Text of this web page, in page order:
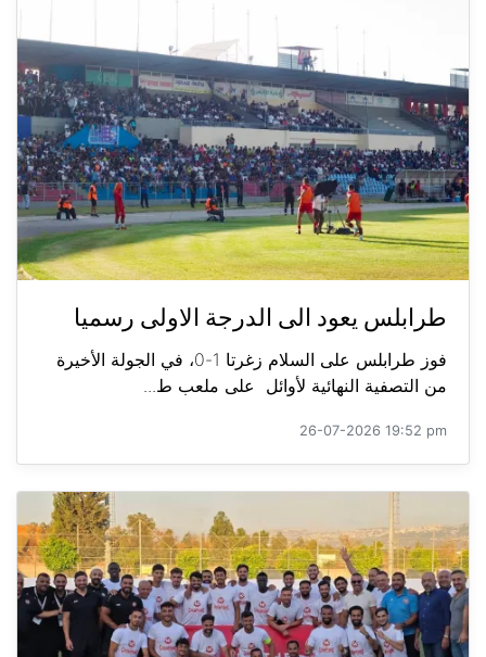
طرابلس يعود الى الدرجة الاولى رسميا
فوز طرابلس على السلام زغرتا 1-0، في الجولة الأخيرة
من التصفية النهائية لأوائل على ملعب ط...
26-07-2026 19:52 pm